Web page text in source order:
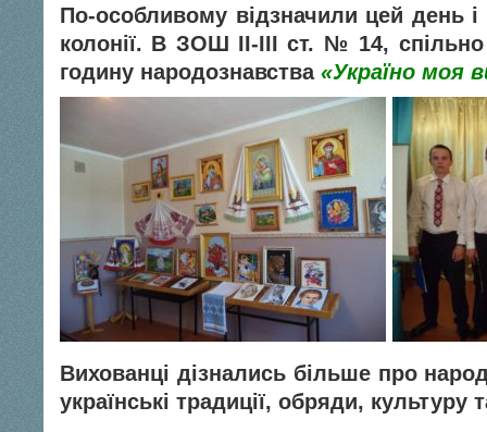
По-особливому відзначили цей день і
колонії. В ЗОШ ІІ-ІІІ ст. № 14,
годину народознавства «Україно моя
Вихованці дізнались більше про
українські традиції, обряди, культуру